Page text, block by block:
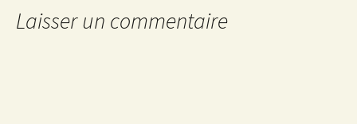
articles
Laisser un commentaire